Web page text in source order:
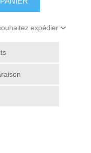
expédier